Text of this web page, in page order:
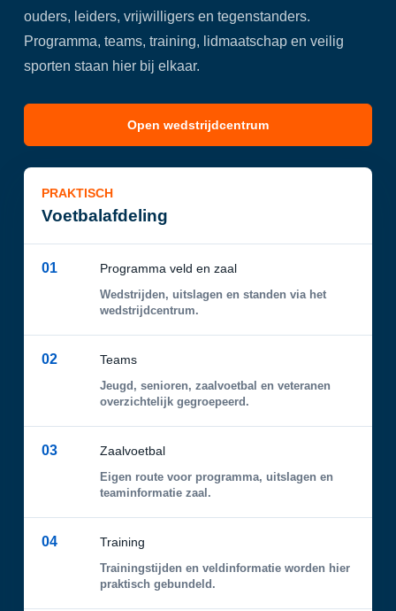
ouders, leiders, vrijwilligers en tegenstanders.
Programma, teams, training, lidmaatschap en veilig
sporten staan hier bij elkaar.
Open wedstrijdcentrum
PRAKTISCH
Voetbalafdeling
01 Programma veld en zaal
Wedstrijden, uitslagen en standen via het
wedstrijdcentrum.
02 Teams
Jeugd, senioren, zaalvoetbal en veteranen
overzichtelijk gegroepeerd.
03 Zaalvoetbal
Eigen route voor programma, uitslagen en
teaminformatie zaal.
04 Training
Trainingstijden en veldinformatie worden hier
praktisch gebundeld.